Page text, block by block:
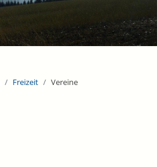
Freizeit Vereine